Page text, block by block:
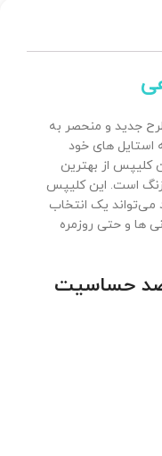
جدید و منحصر به
استایل های خود
کلیپس از بهترین
زنگ است. این کلیپس
می‌تواند یک انتخاب
ها و حتی روزمره
ضد حساسیت